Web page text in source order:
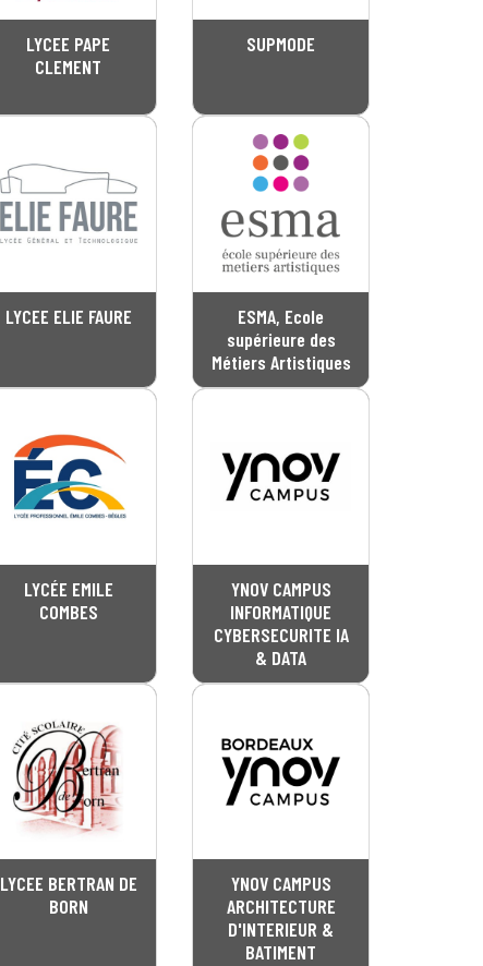
LYCEE PAPE
CLEMENT
SUPMODE
LYCEE ELIE FAURE
ESMA, Ecole
supérieure des
Métiers Artistiques
LYCÉE EMILE
COMBES
YNOV CAMPUS
INFORMATIQUE
CYBERSECURITE IA
& DATA
LYCEE BERTRAN DE
BORN
YNOV CAMPUS
ARCHITECTURE
D'INTERIEUR &
BATIMENT